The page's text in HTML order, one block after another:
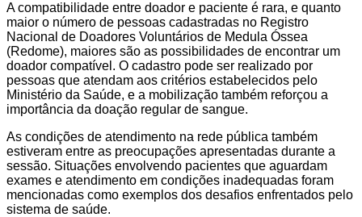
A compatibilidade entre doador e paciente é rara, e quanto
maior o número de pessoas cadastradas no Registro
Nacional de Doadores Voluntários de Medula Óssea
(Redome), maiores são as possibilidades de encontrar um
doador compatível. O cadastro pode ser realizado por
pessoas que atendam aos critérios estabelecidos pelo
Ministério da Saúde, e a mobilização também reforçou a
importância da doação regular de sangue.
As condições de atendimento na rede pública também
estiveram entre as preocupações apresentadas durante a
sessão. Situações envolvendo pacientes que aguardam
exames e atendimento em condições inadequadas foram
mencionadas como exemplos dos desafios enfrentados pelo
sistema de saúde.